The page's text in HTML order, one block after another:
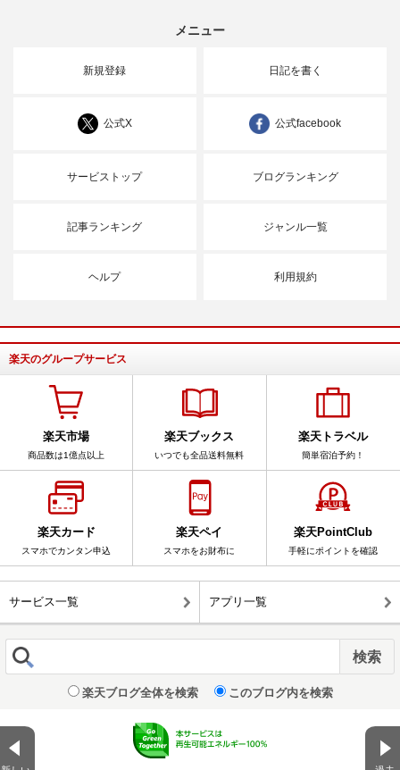
メニュー
新規登録 日記を書く
公式X 公式facebook
サービストップ ブログランキング
記事ランキング ジャンル一覧
ヘルプ 利用規約
楽天のグループサービス
楽天市場
商品数は1億点以上
楽天ブックス
いつでも全品送料無料
楽天トラベル
簡単宿泊予約！
楽天カード
スマホでカンタン申込
楽天ペイ
スマホをお財布に
楽天PointClub
手軽にポイントを確認
サービス一覧 アプリ一覧
楽天ブログ全体を検索 このブログ内を検索